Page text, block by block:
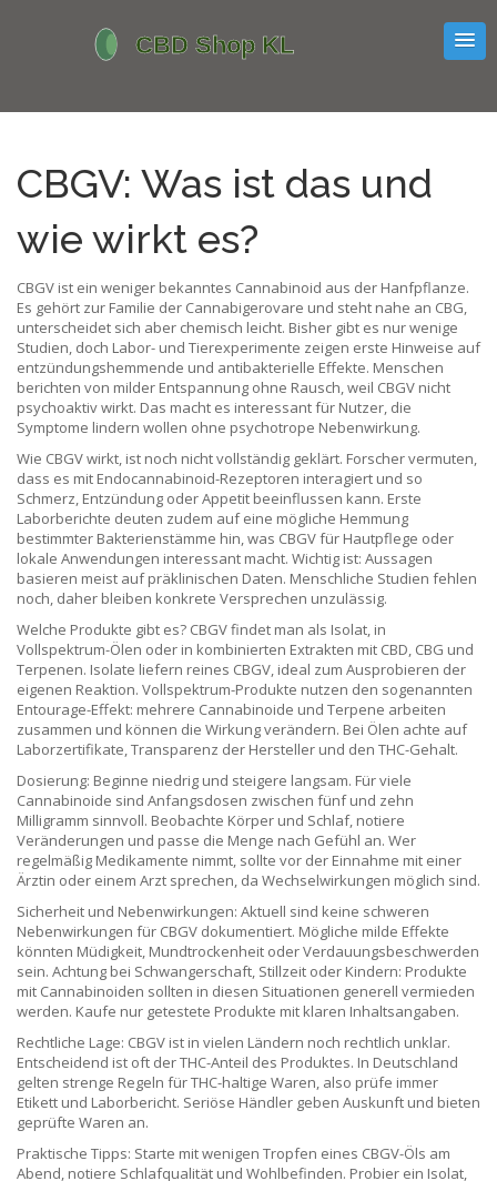
CBGV: Was ist das und
wie wirkt es?
CBGV ist ein weniger bekanntes Cannabinoid aus der Hanfpflanze.
Es gehört zur Familie der Cannabigerovare und steht nahe an CBG,
unterscheidet sich aber chemisch leicht. Bisher gibt es nur wenige
Studien, doch Labor- und Tierexperimente zeigen erste Hinweise auf
entzündungshemmende und antibakterielle Effekte. Menschen
berichten von milder Entspannung ohne Rausch, weil CBGV nicht
psychoaktiv wirkt. Das macht es interessant für Nutzer, die
Symptome lindern wollen ohne psychotrope Nebenwirkung.
Wie CBGV wirkt, ist noch nicht vollständig geklärt. Forscher vermuten,
dass es mit Endocannabinoid-Rezeptoren interagiert und so
Schmerz, Entzündung oder Appetit beeinflussen kann. Erste
Laborberichte deuten zudem auf eine mögliche Hemmung
bestimmter Bakterienstämme hin, was CBGV für Hautpflege oder
lokale Anwendungen interessant macht. Wichtig ist: Aussagen
basieren meist auf präklinischen Daten. Menschliche Studien fehlen
noch, daher bleiben konkrete Versprechen unzulässig.
Welche Produkte gibt es? CBGV findet man als Isolat, in
Vollspektrum-Ölen oder in kombinierten Extrakten mit CBD, CBG und
Terpenen. Isolate liefern reines CBGV, ideal zum Ausprobieren der
eigenen Reaktion. Vollspektrum-Produkte nutzen den sogenannten
Entourage-Effekt: mehrere Cannabinoide und Terpene arbeiten
zusammen und können die Wirkung verändern. Bei Ölen achte auf
Laborzertifikate, Transparenz der Hersteller und den THC-Gehalt.
Dosierung: Beginne niedrig und steigere langsam. Für viele
Cannabinoide sind Anfangsdosen zwischen fünf und zehn
Milligramm sinnvoll. Beobachte Körper und Schlaf, notiere
Veränderungen und passe die Menge nach Gefühl an. Wer
regelmäßig Medikamente nimmt, sollte vor der Einnahme mit einer
Ärztin oder einem Arzt sprechen, da Wechselwirkungen möglich sind.
Sicherheit und Nebenwirkungen: Aktuell sind keine schweren
Nebenwirkungen für CBGV dokumentiert. Mögliche milde Effekte
könnten Müdigkeit, Mundtrockenheit oder Verdauungsbeschwerden
sein. Achtung bei Schwangerschaft, Stillzeit oder Kindern: Produkte
mit Cannabinoiden sollten in diesen Situationen generell vermieden
werden. Kaufe nur getestete Produkte mit klaren Inhaltsangaben.
Rechtliche Lage: CBGV ist in vielen Ländern noch rechtlich unklar.
Entscheidend ist oft der THC-Anteil des Produktes. In Deutschland
gelten strenge Regeln für THC-haltige Waren, also prüfe immer
Etikett und Laborbericht. Seriöse Händler geben Auskunft und bieten
geprüfte Waren an.
Praktische Tipps: Starte mit wenigen Tropfen eines CBGV-Öls am
Abend, notiere Schlafqualität und Wohlbefinden. Probier ein Isolat,